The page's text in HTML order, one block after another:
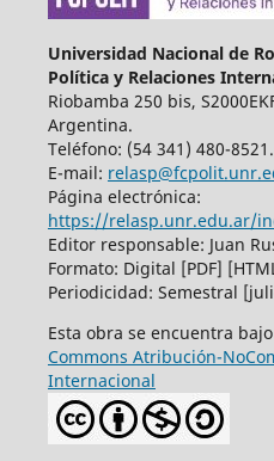
Universidad Nacional de
Política y Relaciones
Riobamba 250 bis,
Argentina.
Teléfono: (54 341) 480-8521.
E-mail:
Página electrónica:
https://relasp.unr.edu.ar/
Editor responsable: Juan
Formato: Digital [PDF]
Periodicidad: Semestral
Esta obra se encuentra
Commons Atribución-
Internacional